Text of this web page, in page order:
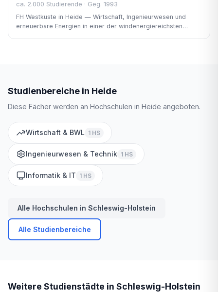
ca. 2.000 Studierende · Geg. 1993
FH Westküste in Heide — Wirtschaft, Ingenieurwesen und
erneuerbare Energien in einer der windenergiereichsten
Studienbereiche in Heide
Diese Fächer werden an Hochschulen in Heide angeboten.
Wirtschaft & BWL 1 HS
Ingenieurwesen & Technik 1 HS
Informatik & IT 1 HS
Alle Hochschulen in Schleswig-Holstein
Alle Studienbereiche
Weitere Studienstädte in Schleswig-Holstein